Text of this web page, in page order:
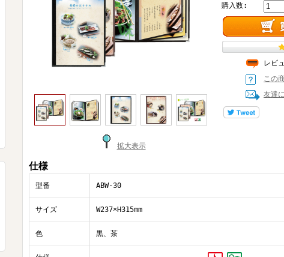
拡大表示
購入数:
レビ
この
友達
仕様
型番 ABW-30
サイズ W237×H315mm
色 黒、茶